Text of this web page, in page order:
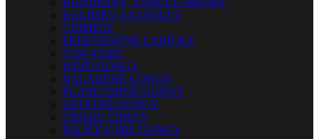
HANDPANY, TONGUE DRUMY
KALIMBY A SANSULY
CHIMESY
FREKVENČNÉ LADIČKY
TAM-TAMY
WIND GONGY
NALADENÉ GONGY
PLANETÁRNE GONGY
OSTATNÉ GONGY
ČÍNSKE ČINELY
PALIČKY PRE GONGY